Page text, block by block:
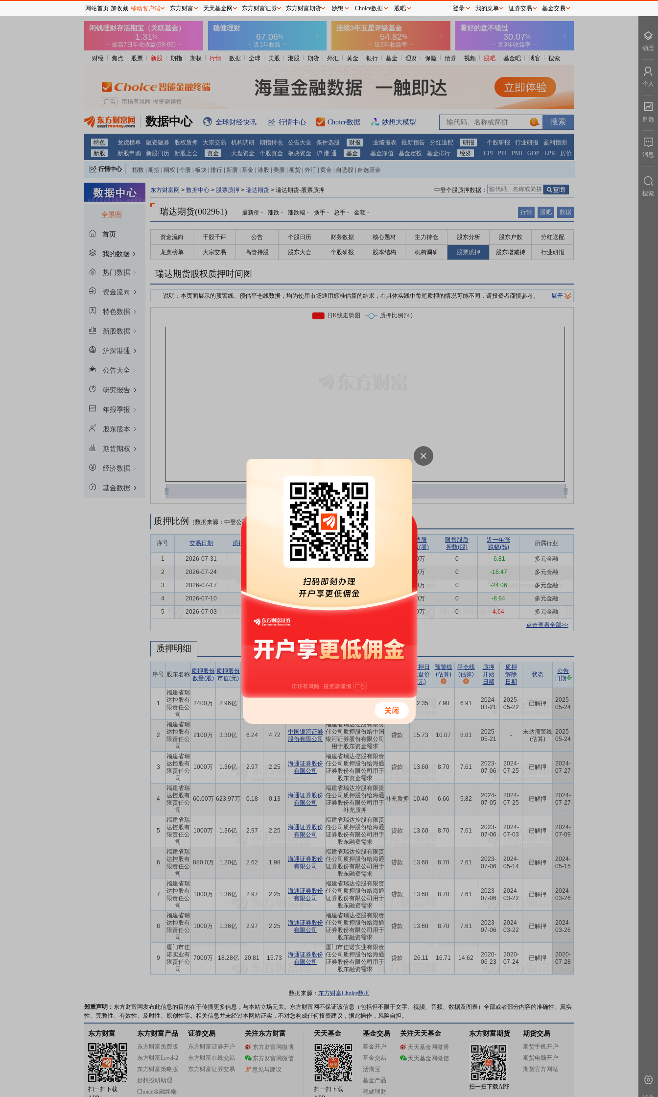
财经 焦点 股票 新股 期指 期权 行情 数据 全球 美股 港股 期货 外汇 黄金 银行 基金 理财 保险 债券 视频 股吧 基金吧 博客 搜索
数据中心 全球财经快讯 行情中心 Choice数据 妙想大模型 0
特色 龙虎榜单 融资融券 股权质押 大宗交易 机构调研 期指持仓 公告大全 条件选股 财报 业绩报表 最新预告 分红送配 研报 个股研报 行业研报
盈利预测
新股
新股申购 新股日历 新股上会 资金 大盘资金 个股资金 板块资金 沪 港 通 基金 基金净值 基金定投 基金排行 经济 CPI PPI PMI GDP LPR 房价
行情中心 指数 期指 期权 个股 板块 排行 新股 基金 港股 美股 期货 外汇 黄金 自选股 自选基金
全景图
首页
我的数据
热门数据
资金流向
特色数据
新股数据
沪深港通
公告大全
研究报告
年报季报
股东股本
期货期权
经济数据
基金数据
东方财富网 > 数据中心 > 股票质押 > 瑞达期货 > 瑞达期货-股票质押 中登个股质押数据：
瑞达期货(002961) 最新价 - 涨跌 - 涨跌幅 - 换手 - 总手 - 金额 - 行情 股吧 数据
资金流向 千股千评 公告 个股日历 财务数据 核心题材 主力持仓 股东分析 股东户数 分红送配
龙虎榜单 大宗交易 高管持股 股东大会 个股研报 股本结构 机构调研 股票质押 股东增减持 行业研报
瑞达期货股权质押时间图
说明：本页面展示的预警线、预估平仓线数据，均为使用市场通用标准估算的结果，在具体实践中每笔质押的情况可能不同，请投资者谨慎参考。
接受股权质押的金融机构为了防止股价下跌对自己的利益造成损失，对质押个股的股价设置预警价格与强制平仓价格。
预警线算法：冻结起始日收盘价前复权*质押率*预警线比例
展开
质押比例 （数据来源：中登公司）
序号 交易日期 质押比例(%) 质押股数(股) 质押市值(元) 质押笔数
无限售股
质押数(股)
限售股质
押数(股)
近一年涨
跌幅(%)
所属行业
1 2026-07-31 2100万 4.14亿 2100万 0 -6.81
多元金融
2
2026-07-24 2100万 0 -16.47
多元金融
3
2026-07-17 3.89亿 2100万 0 -24.06
多元金融
4
2026-07-10 4.40 2100万 3.99亿 2100万 0 -8.94
多元金融
5
2026-07-03 2100万 4.26亿 1 2100万 0 4.64
多元金融
点击查看全部>>
质押明细
序号 股东名称 质押股份
数量(股)
质押股份
市值(元)
质押日
收盘价
(元)
预警线
(估算)
平仓线
(估算)
质押
开始
日期
质押
解除
日期
状态
公告
日期
1
福建省瑞
达控股有
限责任公
司
2400万 2.96亿
中国银河证券
福建省瑞达控股有限责
任公司质押股份给中国
银河证券股份有限公司
用于股东资金需求
贷款 12.35 7.90 6.91
2024-
03-21
2025-
05-22
已解押
2025-
05-24
2
福建省瑞
达控股有
限责任公
司
2100万 3.30亿 6.24 4.72
中国银河证券
股份有限公司
福建省瑞达控股有限责
任公司质押股份给中国
银河证券股份有限公司
用于股东资金需求
贷款 15.73 10.07 8.81
2025-
05-21
-
未达预警线
(估算)
2025-
05-24
3
福建省瑞
达控股有
限责任公
司
1000万 1.36亿 2.97 2.25
海通证券股份
有限公司
福建省瑞达控股有限责
任公司质押股份给海通
证券股份有限公司用于
股东资金需求
贷款 13.60 8.70 7.61
2023-
07-06
2024-
07-25
已解押
2024-
07-27
4
福建省瑞
达控股有
限责任公
司
60.00万 623.97万 0.18 0.13
海通证券股份
有限公司
福建省瑞达控股有限责
任公司质押股份给海通
证券股份有限公司用于
补充质押
补充质押 10.40 6.66 5.82
2024-
07-05
2024-
07-25
已解押
2024-
07-27
5
福建省瑞
达控股有
限责任公
司
1000万 1.36亿 2.97 2.25
海通证券股份
有限公司
福建省瑞达控股有限责
任公司质押股份给海通
证券股份有限公司用于
股东融资需求
贷款 13.60 8.70 7.61
2023-
07-06
2024-
07-03
已解押
2024-
07-09
6
福建省瑞
达控股有
限责任公
司
880.0万 1.20亿 2.62 1.98
海通证券股份
有限公司
福建省瑞达控股有限责
任公司质押股份给海通
证券股份有限公司用于
股东融资需求
贷款 13.60 8.70 7.61
2023-
07-06
2024-
05-14
已解押
2024-
05-15
7
福建省瑞
达控股有
限责任公
司
1000万 1.36亿 2.97 2.25
海通证券股份
有限公司
福建省瑞达控股有限责
任公司质押股份给海通
证券股份有限公司用于
股东融资需求
贷款 13.60 8.70 7.61
2023-
07-06
2024-
03-22
已解押
2024-
03-26
8
福建省瑞
达控股有
限责任公
司
1000万 1.36亿 2.97 2.25
海通证券股份
有限公司
福建省瑞达控股有限责
任公司质押股份给海通
证券股份有限公司用于
股东融资需求
贷款 13.60 8.70 7.61
2023-
07-06
2024-
03-22
已解押
2024-
03-26
9
厦门市佳
诺实业有
限责任公
司
7000万 18.28亿 20.81 15.73
海通证券股份
有限公司
厦门市佳诺实业有限责
任公司质押股份给海通
证券股份有限公司用于
股东融资需求
贷款 26.11 16.71 14.62
2020-
06-23
2020-
07-24
已解押
2020-
07-28
数据来源： 东方财富Choice数据
郑重声明： 东方财富网发布此信息的目的在于传播更多信息，与本站立场无关。东方财富网不保证该信息（包括但不限于文字、视频、音频、数据及图表）全部或者部分内容的准确性、真实
性、完整性、有效性、及时性、原创性等。相关信息并未经过本网站证实，不对您构成任何投资建议，据此操作，风险自担。
东方财富
扫一扫下载
东方财富产品
东方财富免费版
东方财富Level-2
东方财富策略版
妙想投研助理
Choice金融终端
证券交易
东方财富证券开户
东方财富在线交易
东方财富证券交易
关注东方财富
东方财富网微博
东方财富网微信
意见与建议
天天基金
扫一扫下载
基金交易
基金开户
基金交易
活期宝
基金产品
稳健理财
关注天天基金
天天基金网微博
天天基金网微信
东方财富期货
扫一扫下载APP
期货交易
期货手机开户
期货电脑开户
期货官方网站
网站首页 加收藏 移动客户端 东方财富 天天基金网 东方财富证券 东方财富期货 妙想 Choice数据 股吧 登录 我的菜单 证券交易 基金交易
动态
个人
自选
消息
搜索